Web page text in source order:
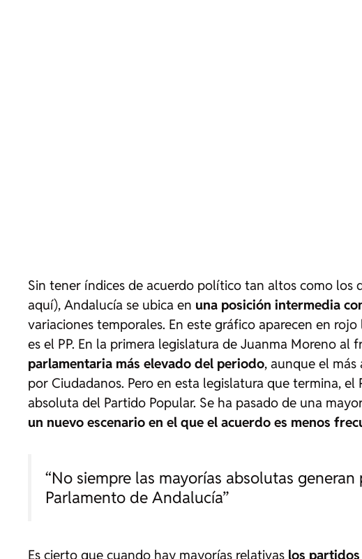
Sin tener índices de acuerdo político tan altos como los
aquí), Andalucía se ubica en una posición intermedia
variaciones temporales. En este gráfico aparecen en
es el PP. En la primera legislatura de Juanma Moreno
parlamentaria más elevado del periodo, aunque el
por Ciudadanos. Pero en esta legislatura que termina,
absoluta del Partido Popular. Se ha pasado de una
un nuevo escenario en el que el acuerdo es menos
“No siempre las mayorías absolutas
Parlamento de Andalucía”
Es cierto que cuando hay mayorías relativas los